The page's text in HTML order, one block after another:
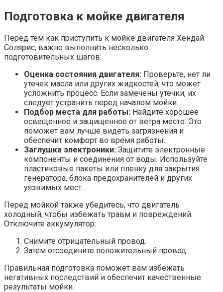
Подготовка к мойке двигателя
Перед тем как приступить к мойке двигателя Хендай
Солярис, важно выполнить несколько
подготовительных шагов:
Оценка состояния двигателя: Проверьте, нет ли
утечек масла или других жидкостей, что может
усложнить процесс. Если замечены утечки, их
следует устранить перед началом мойки.
Подбор места для работы: Найдите хорошее
освещенное и защищенное от ветра место. Это
поможет вам лучше видеть загрязнения и
обеспечит комфорт во время работы.
Заглушка электроники: Защитите электронные
компоненты и соединения от воды. Используйте
пластиковые пакеты или пленку для закрытия
генератора, блока предохранителей и других
уязвимых мест.
Перед мойкой также убедитесь, что двигатель
холодный, чтобы избежать травм и повреждений.
Отключите аккумулятор:
Снимите отрицательный провод.
Затем отсоедините положительный провод.
Правильная подготовка поможет вам избежать
негативных последствий и обеспечит качественные
результаты мойки.